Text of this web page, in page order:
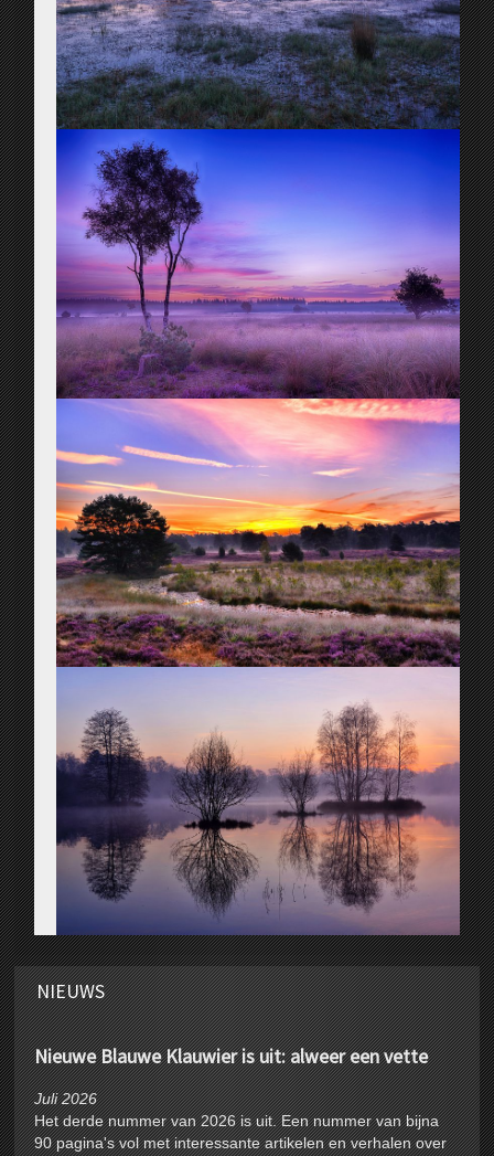
NIEUWS
Nieuwe Blauwe Klauwier is uit: alweer een vette
Juli 2026
Het derde nummer van 2026 is uit. Een nummer van bijna
90 pagina's vol met interessante artikelen en verhalen over